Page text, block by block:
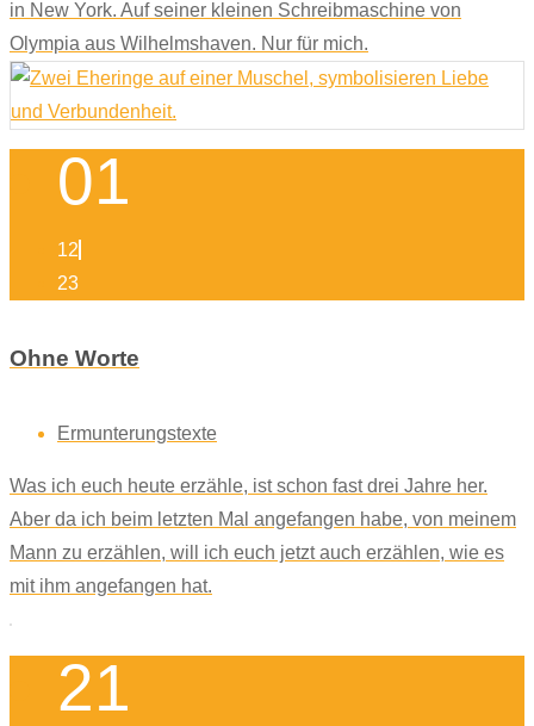
in New York. Auf seiner kleinen Schreibmaschine von
Olympia aus Wilhelmshaven. Nur für mich.
01
12
23
Ohne Worte
Ermunterungstexte
Was ich euch heute erzähle, ist schon fast drei Jahre her.
Aber da ich beim letzten Mal angefangen habe, von meinem
Mann zu erzählen, will ich euch jetzt auch erzählen, wie es
mit ihm angefangen hat.
21